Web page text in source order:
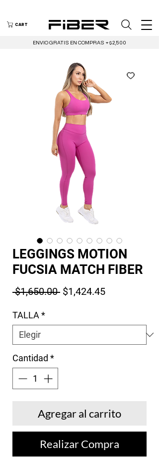
CART
ENVIO GRATIS EN COMPRAS +$2,500
LEGGINGS MOTION
FUCSIA MATCH FIBER
$1,650.00 Precio
$1,424.45Precio de
TALLA *
Cantidad *
Agregar al carrito
Realizar Compra